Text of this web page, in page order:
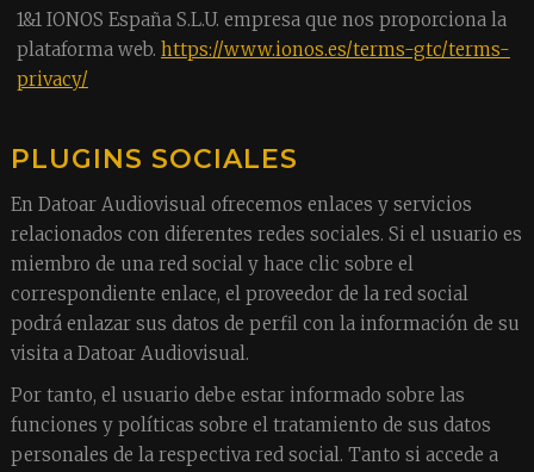
1&1 IONOS España S.L.U. empresa que nos proporciona la
plataforma web. https://www.ionos.es/terms-gtc/terms-
privacy/
PLUGINS SOCIALES
En Datoar Audiovisual ofrecemos enlaces y servicios
relacionados con diferentes redes sociales. Si el usuario es
miembro de una red social y hace clic sobre el
correspondiente enlace, el proveedor de la red social
podrá enlazar sus datos de perfil con la información de su
visita a Datoar Audiovisual.
Por tanto, el usuario debe estar informado sobre las
funciones y políticas sobre el tratamiento de sus datos
personales de la respectiva red social. Tanto si accede a